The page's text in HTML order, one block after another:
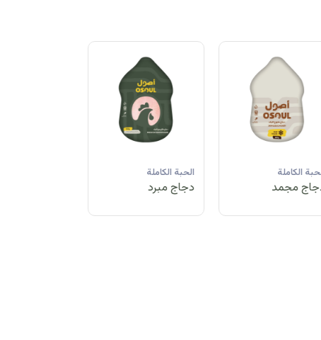
الحبة الكاملة
دجاج مبرد
الحبة الكاملة
دجاج مجمد